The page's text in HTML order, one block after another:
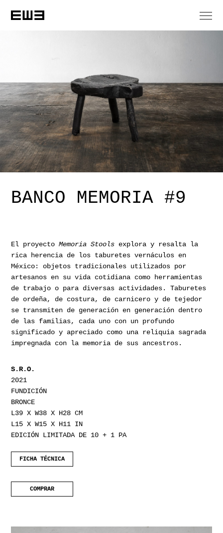
BANCO MEMORIA #9
El proyectoMemoria Stools explora y resalta la
rica herencia de los taburetes vernáculos en
México: objetos tradicionales utilizados por
artesanos en su vida cotidiana como herramientas
de trabajo o para diversas actividades. Taburetes
de ordeña, de costura, de carnicero y de tejedor
se transmiten de generación en generación dentro
de las familias, cada uno con un profundo
significado y apreciado como una reliquia sagrada
impregnada con la memoria de sus ancestros.
S.R.O.
2021
FUNDICIÓN
BRONCE
L39 X W38 X H28 CM
L15 X W15 X H11 IN
EDICIÓN LIMITADA DE 10 + 1 PA
FICHA TÉCNICA
COMPRAR